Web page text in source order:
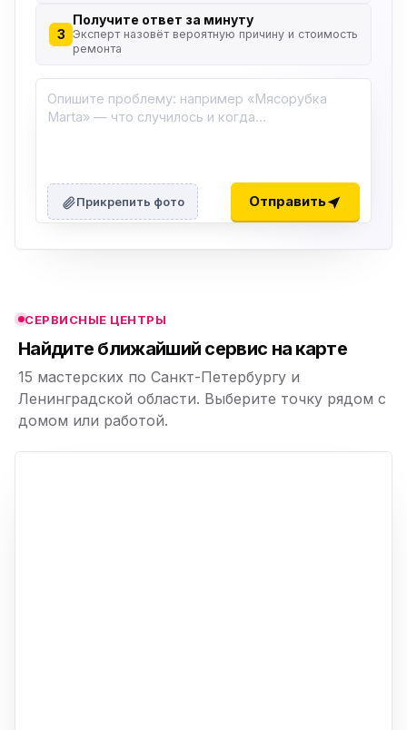
3
Получите ответ за минуту
Эксперт назовёт вероятную причину и стоимость
ремонта
Прикрепить фото Отправить
СЕРВИСНЫЕ ЦЕНТРЫ
Найдите ближайший сервис на карте
15 мастерских по Санкт-Петербургу и
Ленинградской области. Выберите точку рядом с
домом или работой.
ю